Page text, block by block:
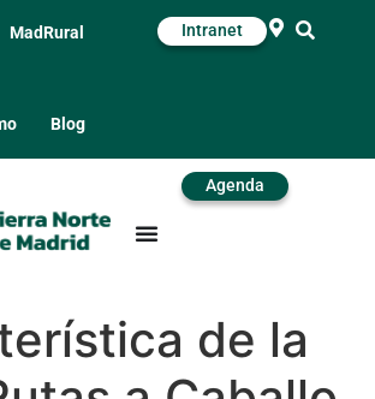
MadRural
Blog
Intranet
Agenda
de la